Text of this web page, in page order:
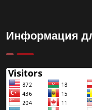
Информация